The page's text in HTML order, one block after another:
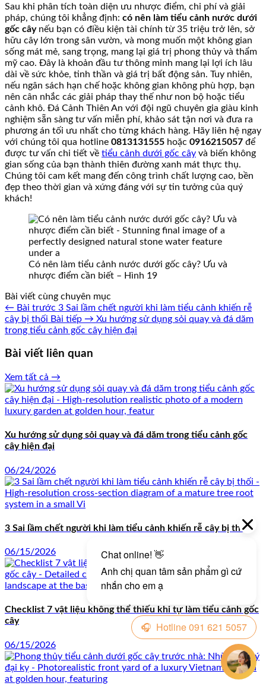
Sau khi phân tích toàn diện ưu nhược điểm, chi phí và giải
pháp, chúng tôi khẳng định: có nên làm tiểu cảnh nước dưới
gốc câynếu bạn có điều kiện tài chính từ 35 triệu trở lên, sở
hữu cây lớn trong sân vườn, và mong muốn một không gian
sống mát mẻ, sang trọng, mang lại giá trị phong thủy và thẩm
mỹ cao. Đây là khoản đầu tư thông minh mang lại lợi ích lâu
dài về sức khỏe, tinh thần và giá trị bất động sản. Tuy nhiên,
nếu ngân sách hạn chế hoặc không gian không phù hợp, bạn
nên cân nhắc các giải pháp thay thế như non bộ hoặc tiểu
cảnh khô. Đá Cảnh Thiên An với đội ngũ chuyên gia giàu kinh
nghiệm sẵn sàng tư vấn miễn phí, khảo sát tận nơi và đưa ra
phương án tối ưu nhất cho từng khách hàng. Hãy liên hệ ngay
với chúng tôi qua hotline 0813131555 hoặc 0916215057 để
được tư vấn chi tiết về tiểu cảnh dưới gốc cây và biến không
gian sống của bạn thành thiên đường xanh mát thực thụ.
Chúng tôi cam kết mang đến công trình chất lượng cao, bền
đẹp theo thời gian và xứng đáng với sự tin tưởng của quý
khách!
Có nên làm tiểu cảnh nước dưới gốc cây? Ưu và
nhược điểm cần biết – Hình 19
Bài viết cùng chuyên mục
← Bài trước 3 Sai lầm chết người khi làm tiểu cảnh khiến rễ
cây bị thối Bài tiếp → Xu hướng sử dụng sỏi quay và đá dăm
trong tiểu cảnh gốc cây hiện đại
Bài viết liên quan
Xem tất cả →
Xu hướng sử dụng sỏi quay và đá dăm trong tiểu cảnh gốc
cây hiện đại
06/24/2026
3 Sai lầm chết người khi làm tiểu cảnh khiến rễ cây bị thối
06/15/2026
Checklist 7 vật liệu không thể thiếu khi tự làm tiểu cảnh gốc
cây
06/15/2026